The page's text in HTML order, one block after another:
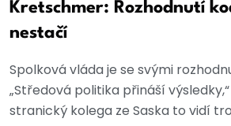
Kretschmer: Rozhodnutí
nestačí
Spolková vláda je se svými
„Středová politika přináší
stranický kolega ze Saska to vidí